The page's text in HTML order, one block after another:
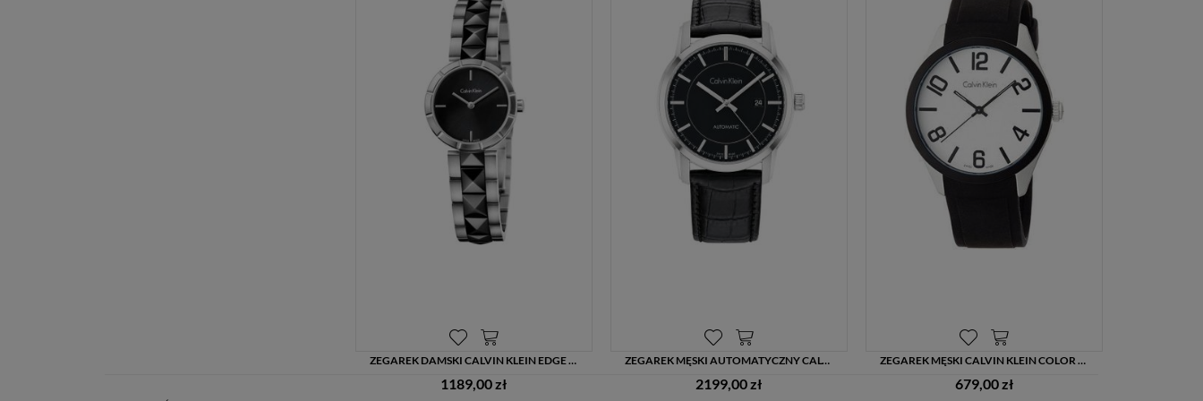
znajduje się więcej informacji o plikach cookies.
ZEGAREK DAMSKI CALVIN KLEIN EDGE K5T33C41 STALOWO-CERAMICZNA BRANSOLETA – GRAWER GRATIS
1189,00 zł
ZEGAREK MĘSKI AUTOMATYCZNY CALVIN KLEIN INFINITE K5S341C1 ETA 2824-2
2199,00 zł
ZEGAREK MĘSKI CALVIN KLEIN COLOR K5E51CB2 BIAŁY Z CZARNYM PASKIEM – GRAWER GRATIS
679,00 zł